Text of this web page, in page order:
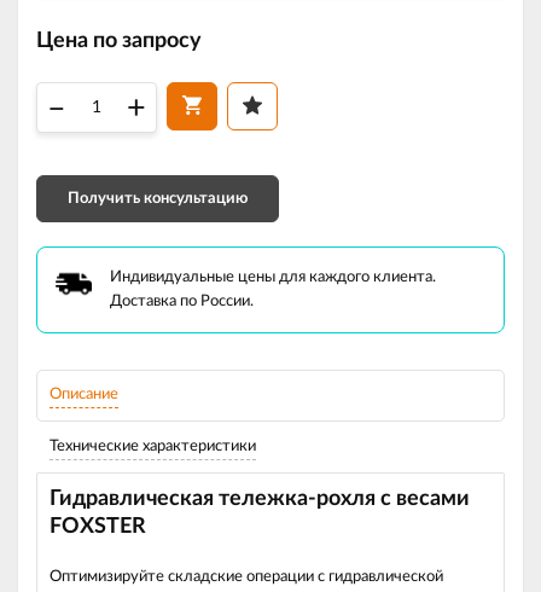
Цена по запросу
– +
Получить консультацию
Индивидуальные цены для каждого клиента.
Доставка по России.
Описание
Технические характеристики
Гидравлическая тележка‑рохля с весами
FOXSTER
Оптимизируйте складские операции с гидравлической